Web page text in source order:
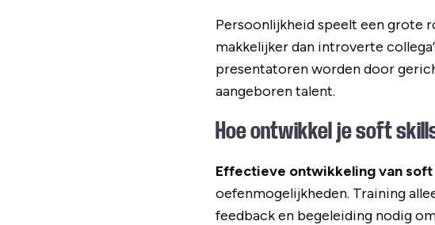
Persoonlijkheid speelt een grote
makkelijker dan introverte
presentatoren worden door
aangeboren talent.
Hoe ontwikkel je soft
Effectieve ontwikkeling van soft
oefenmogelijkheden. Training
feedback en begeleiding nodig